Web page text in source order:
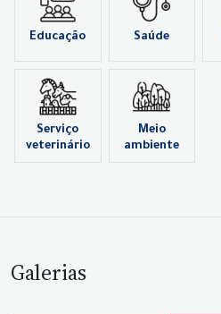
Educação Saúde
Serviço
veterinário
Meio
ambiente
Galerias